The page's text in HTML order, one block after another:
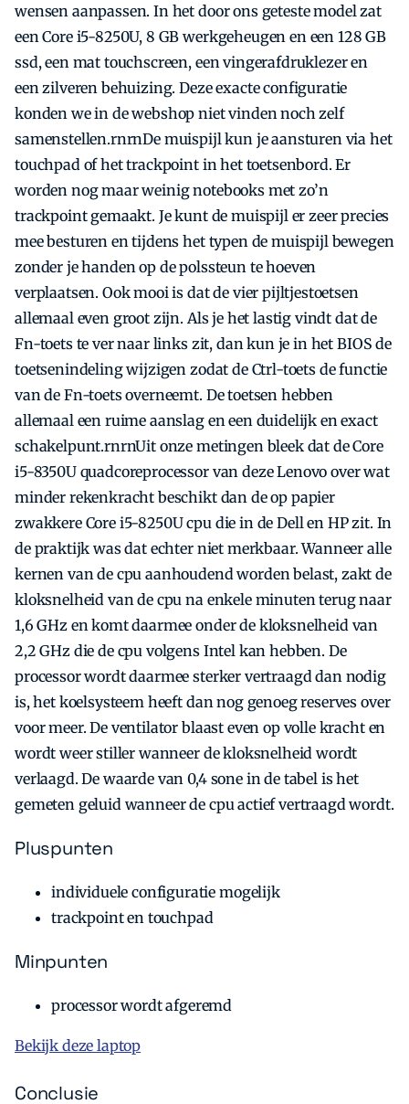
wensen aanpassen. In het door ons geteste model zat
een Core i5-8250U, 8 GB werkgeheugen en een 128 GB
ssd, een mat touchscreen, een vingerafdruklezer en
een zilveren behuizing. Deze exacte configuratie
konden we in de webshop niet vinden noch zelf
samenstellen.rnrnDe muispijl kun je aansturen via het
touchpad of het trackpoint in het toetsenbord. Er
worden nog maar weinig notebooks met zo’n
trackpoint gemaakt. Je kunt de muispijl er zeer precies
mee besturen en tijdens het typen de muispijl bewegen
zonder je handen op de polssteun te hoeven
verplaatsen. Ook mooi is dat de vier pijltjestoetsen
allemaal even groot zijn. Als je het lastig vindt dat de
Fn-toets te ver naar links zit, dan kun je in het BIOS de
toetsenindeling wijzigen zodat de Ctrl-toets de functie
van de Fn-toets overneemt. De toetsen hebben
allemaal een ruime aanslag en een duidelijk en exact
schakelpunt.rnrnUit onze metingen bleek dat de Core
i5-8350U quadcoreprocessor van deze Lenovo over wat
minder rekenkracht beschikt dan de op papier
zwakkere Core i5-8250U cpu die in de Dell en HP zit. In
de praktijk was dat echter niet merkbaar. Wanneer alle
kernen van de cpu aanhoudend worden belast, zakt de
kloksnelheid van de cpu na enkele minuten terug naar
1,6 GHz en komt daarmee onder de kloksnelheid van
2,2 GHz die de cpu volgens Intel kan hebben. De
processor wordt daarmee sterker vertraagd dan nodig
is, het koelsysteem heeft dan nog genoeg reserves over
voor meer. De ventilator blaast even op volle kracht en
wordt weer stiller wanneer de kloksnelheid wordt
verlaagd. De waarde van 0,4 sone in de tabel is het
gemeten geluid wanneer de cpu actief vertraagd wordt.
Pluspunten
individuele configuratie mogelijk
trackpoint en touchpad
Minpunten
processor wordt afgeremd
Bekijk deze laptop
Conclusie